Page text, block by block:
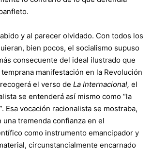
y al parecer olvidado. Con todos los
bien pocos, el socialismo supuso
consecuente del ideal ilustrado que
manifestación en la Revolución
el verso de La Internacional, el
se entenderá así mismo como “la
Esa vocación racionalista se mostraba,
una tremenda confianza en el
como instrumento emancipador y
circunstancialmente encarnado